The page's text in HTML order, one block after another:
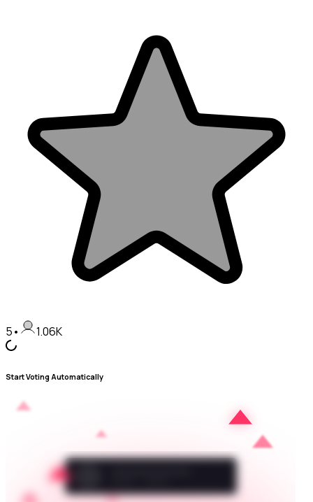
5• 1.06K
Start Voting Automatically